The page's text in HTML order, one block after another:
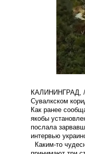
КАЛИНИНГРАД, /
Сувалкском
Как ранее
якобы
послала
интервью
Каким-то